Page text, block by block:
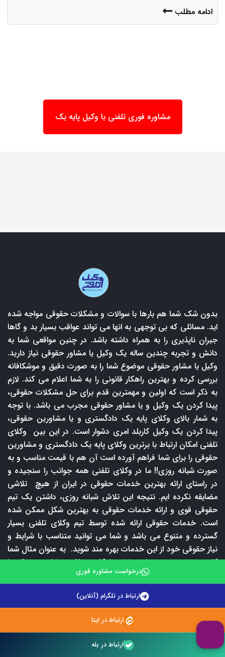
ادامه مطلب
مشاوره فوری تلفنی با وکیل پایه یک
بدون شک شما هم بارها با سوالات و مشکلات حقوقی مواجه شده
اید. مسائلی که بی توجهی به انها می تواند عواقب بسیار بد و گاها
جبران ناپذیری را به همراه داشته باشد. در چنین مواقعی شما به
دانش و تجربه چندین ساله یک وکیل یا مشاور حقوقی نیاز دارید.
وکیل یا مشاور حقوقی موضوع شما را به صورت دقیق و موشکافانه
بررسی کرده و بهترین راهکار قانونی را به شما اعلام می کند. لازم
به ذکر است که اولین و مهمترین قدم برای حل مشکلات حقوقی،
پیدا کردن یک وکیل و یا مشاور حقوقی مجرب می باشد. با توجه
به شمار بالای وکلای پایه یک دادگستری و یا مشاورین حقوقی،
پیدا کردن یک وکیل کاربلد امری دشوار است. در این بین وکلای
تلفنی امکان ارتباط با برترین وکلای پایه یک دادگستری و مشاورین
حقوقی را برای شما فراهم آورده است آن هم با قیمت مناسب و به
صورت شبانه روزی!! ما در وکلای تلفنی همه جوانب را سنجیده و
در راستای ارائه بهترین خدمات حقوقی در ایران از هیچ تلاشی
مضایقه نکرده ایم. نتیجه این تلاش شبانه روزی، داشتن یک تیم
حقوقی قوی و ارائه خدمات حقوقی به بهترین شکل ممکن شده
است. خدمات حقوقی ارائه شده توسط تیم وکلای تلفنی بسیار
گسترده و متنوع می باشد و شما می توانید متناسب با شرایط و
نیاز حقوقی خود از این خدمات بهره مند شوید. به عنوان مثال شما
کارمند هستید و در ساعت اداری امکان دریافت مشاوره حقوقی با
وکیل ندارید. ولی هیچ جای نگرانی وجود ندارد شما می توانید در
هر ساعت از شبانه روز با برترین وکلای پایه یک دادگستری ما
مشورت نمایید. یا اینکه شرایط خروج از منزل و مراجعه به دفتر
وکیل برای دریافت مشاوره حقوقی حضوری ندارید در این صورت
بگیرید و از خدمات مشاوره حقوقی تلفنی ما بهره مند شوید.
طبیعتا دریافت مشاوره حقوقی تلفنی مستلزم پرداخت حق
درخواست مشاوره فوری
ارتباط در تلگرام (آنلاین)
ارتباط در ایتا
ارتباط در بله